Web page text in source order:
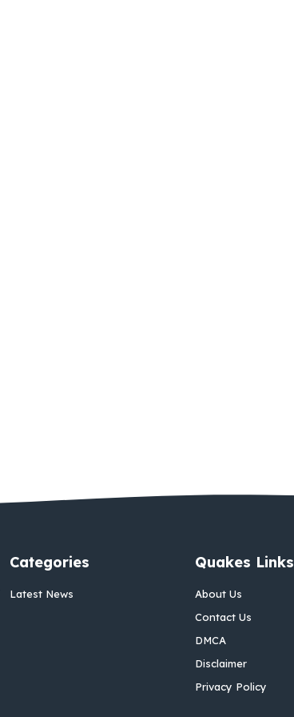
Categories
Latest News
Quakes Links
About Us
Contact Us
DMCA
Disclaimer
Privacy Policy